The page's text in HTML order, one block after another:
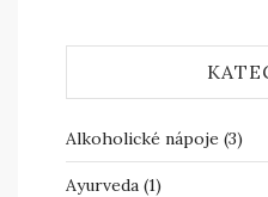
Alkoholické nápoje (3)
Ayurveda (1)